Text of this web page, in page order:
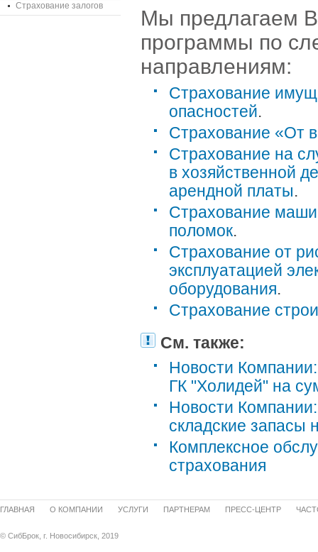
Страхование залогов
Мы предлагаем
программы по
направлениям:
Страхование
опасностей.
Страхование «От
Страхование на
в хозяйственной
арендной платы.
Страхование
поломок.
Страхование от
эксплуатацией
оборудования.
Страхование
См. также:
Новости
ГК "Холидей" на
Новости
складские запасы
Комплексное
страхования
ГЛАВНАЯ О КОМПАНИИ УСЛУГИ ПАРТНЕРАМ ПРЕСС-ЦЕНТР
© СибБрок, г. Новосибирск, 2019